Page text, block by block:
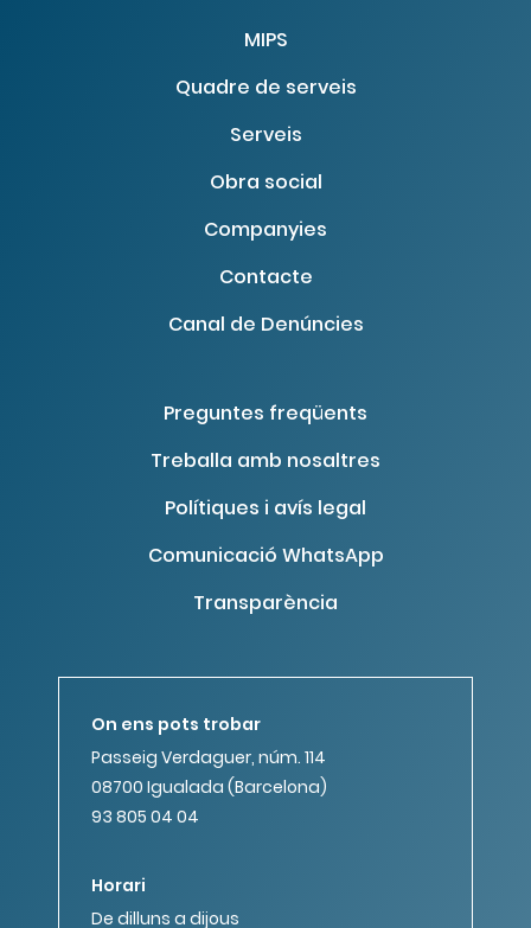
MIPS
Quadre de serveis
Serveis
Obra social
Companyies
Contacte
Canal de Denúncies
Preguntes freqüents
Treballa amb nosaltres
Polítiques i avís legal
Comunicació WhatsApp
Transparència
On ens pots trobar
Passeig Verdaguer, núm. 114
08700 Igualada (Barcelona)
93 805 04 04
Horari
De dilluns a dijous